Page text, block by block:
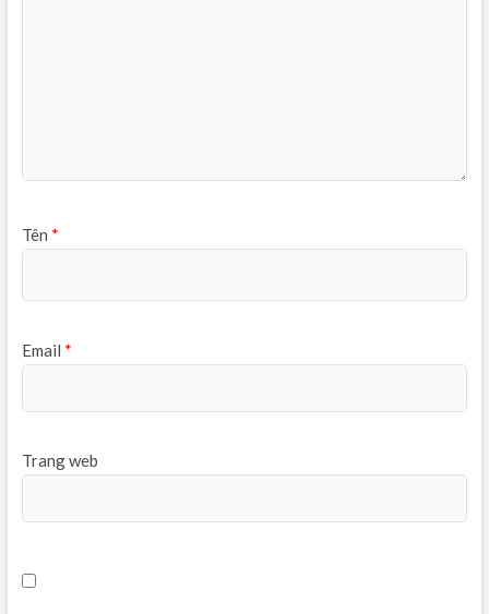
Tên *
Email *
Trang web